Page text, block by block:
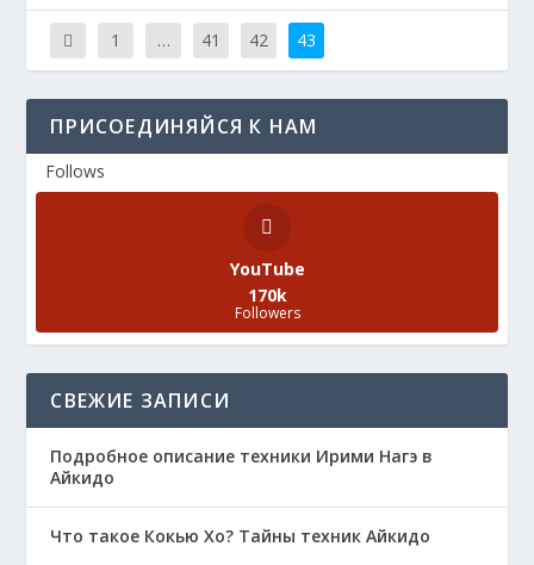
1 … 41 42 43
ПРИСОЕДИНЯЙСЯ К НАМ
Follows
YouTube
170k
Followers
СВЕЖИЕ ЗАПИСИ
Подробное описание техники Ирими Нагэ в
Айкидо
Что такое Кокью Хо? Тайны техник Айкидо